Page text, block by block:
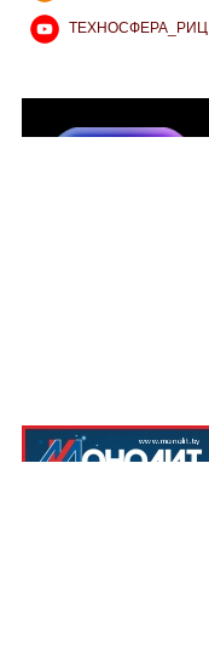
ТЕХНОСФЕРА_РИЦ